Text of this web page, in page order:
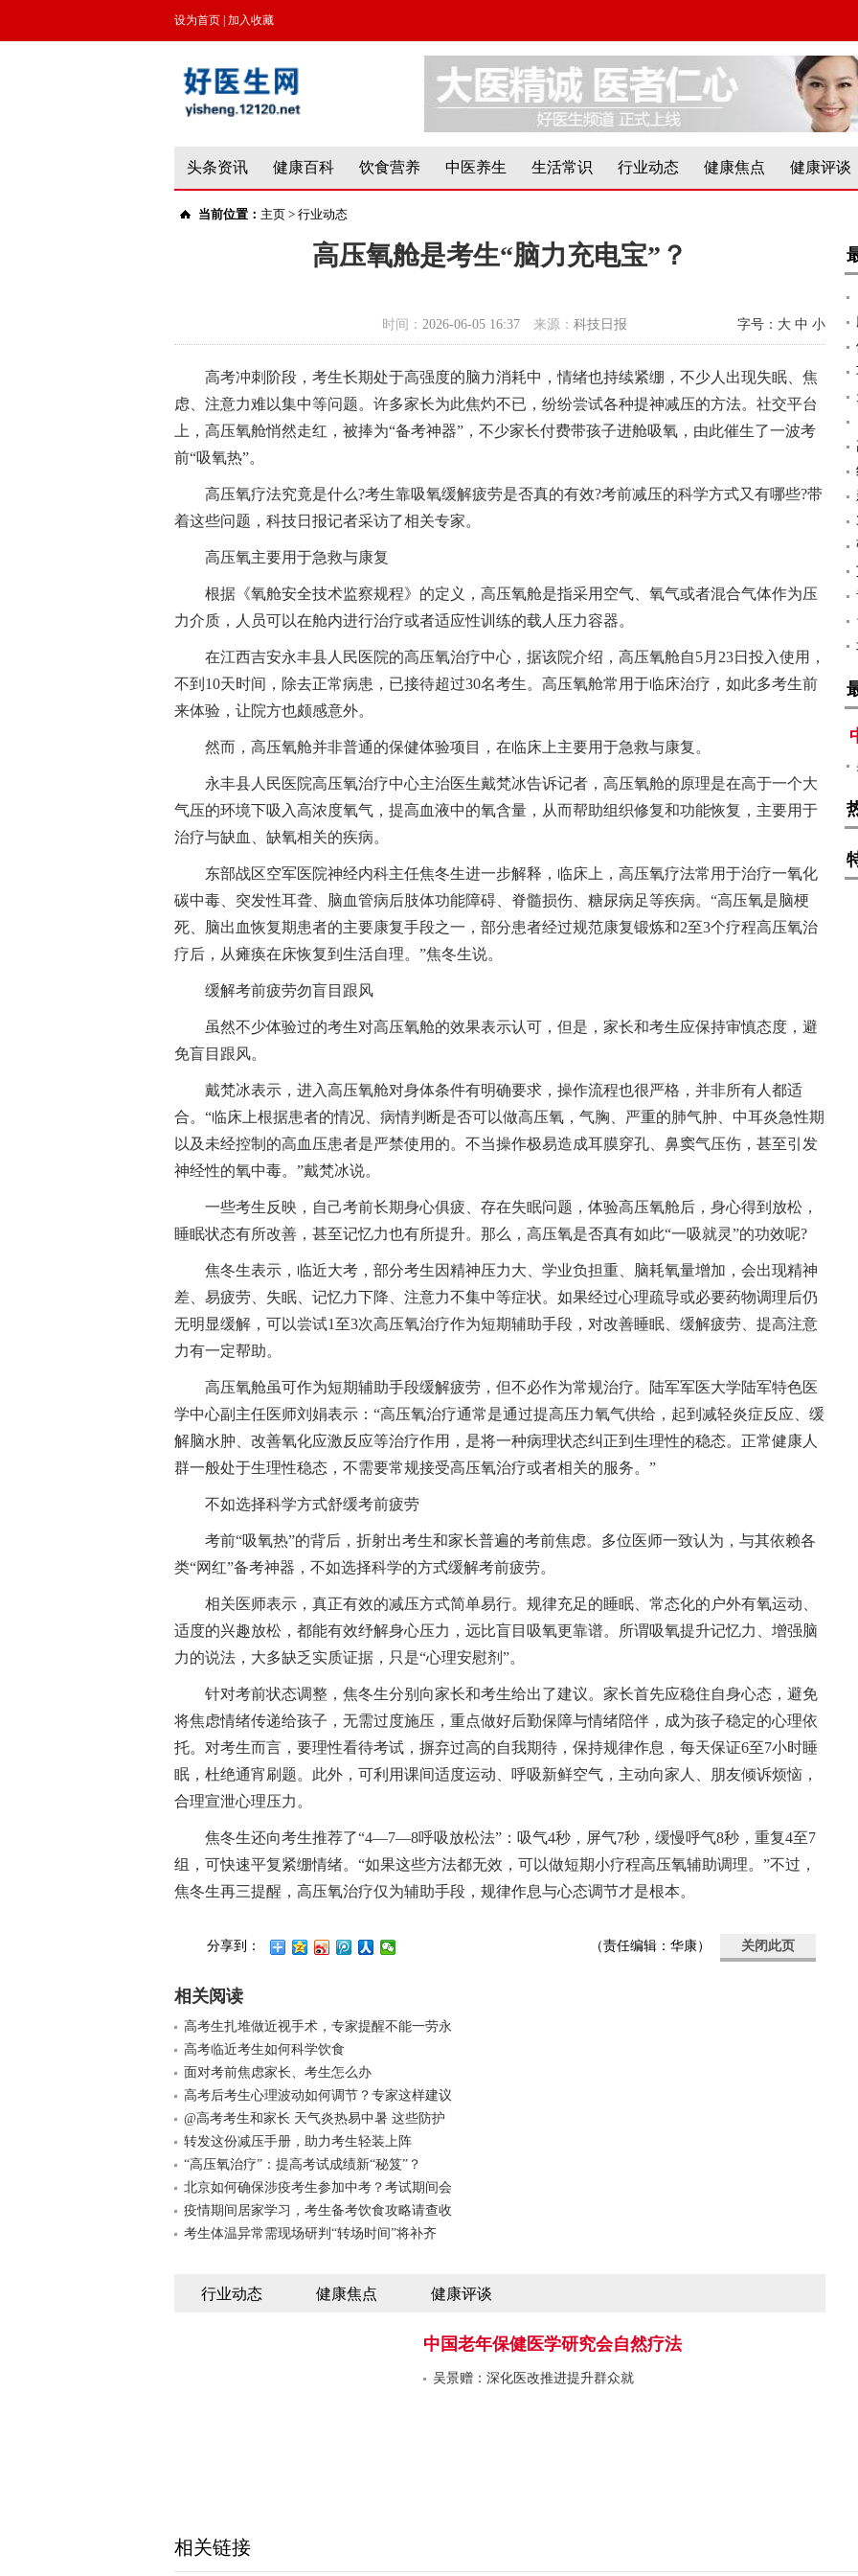
设为首页 加入收藏
头条资讯 健康百科 饮食营养 中医养生 生活常识 行业动态 健康焦点 健康评谈
当前位置： 主页 > 行业动态
高压氧舱是考生“脑力充电宝”？
时间： 2026-06-05 16:37 来源： 科技日报 字号： 大 中 小
高考冲刺阶段，考生长期处于高强度的脑力消耗中，情绪也持续紧绷，不少人出现失眠、焦
虑、注意力难以集中等问题。许多家长为此焦灼不已，纷纷尝试各种提神减压的方法。社交平台
上，高压氧舱悄然走红，被捧为“备考神器”，不少家长付费带孩子进舱吸氧，由此催生了一波考
前“吸氧热”。
高压氧疗法究竟是什么?考生靠吸氧缓解疲劳是否真的有效?考前减压的科学方式又有哪些?带
着这些问题，科技日报记者采访了相关专家。
高压氧主要用于急救与康复
根据《氧舱安全技术监察规程》的定义，高压氧舱是指采用空气、氧气或者混合气体作为压
力介质，人员可以在舱内进行治疗或者适应性训练的载人压力容器。
在江西吉安永丰县人民医院的高压氧治疗中心，据该院介绍，高压氧舱自5月23日投入使用，
不到10天时间，除去正常病患，已接待超过30名考生。高压氧舱常用于临床治疗，如此多考生前
来体验，让院方也颇感意外。
然而，高压氧舱并非普通的保健体验项目，在临床上主要用于急救与康复。
永丰县人民医院高压氧治疗中心主治医生戴梵冰告诉记者，高压氧舱的原理是在高于一个大
气压的环境下吸入高浓度氧气，提高血液中的氧含量，从而帮助组织修复和功能恢复，主要用于
治疗与缺血、缺氧相关的疾病。
东部战区空军医院神经内科主任焦冬生进一步解释，临床上，高压氧疗法常用于治疗一氧化
碳中毒、突发性耳聋、脑血管病后肢体功能障碍、脊髓损伤、糖尿病足等疾病。“高压氧是脑梗
死、脑出血恢复期患者的主要康复手段之一，部分患者经过规范康复锻炼和2至3个疗程高压氧治
疗后，从瘫痪在床恢复到生活自理。”焦冬生说。
缓解考前疲劳勿盲目跟风
虽然不少体验过的考生对高压氧舱的效果表示认可，但是，家长和考生应保持审慎态度，避
免盲目跟风。
戴梵冰表示，进入高压氧舱对身体条件有明确要求，操作流程也很严格，并非所有人都适
合。“临床上根据患者的情况、病情判断是否可以做高压氧，气胸、严重的肺气肿、中耳炎急性期
以及未经控制的高血压患者是严禁使用的。不当操作极易造成耳膜穿孔、鼻窦气压伤，甚至引发
神经性的氧中毒。”戴梵冰说。
一些考生反映，自己考前长期身心俱疲、存在失眠问题，体验高压氧舱后，身心得到放松，
睡眠状态有所改善，甚至记忆力也有所提升。那么，高压氧是否真有如此“一吸就灵”的功效呢?
焦冬生表示，临近大考，部分考生因精神压力大、学业负担重、脑耗氧量增加，会出现精神
差、易疲劳、失眠、记忆力下降、注意力不集中等症状。如果经过心理疏导或必要药物调理后仍
无明显缓解，可以尝试1至3次高压氧治疗作为短期辅助手段，对改善睡眠、缓解疲劳、提高注意
力有一定帮助。
高压氧舱虽可作为短期辅助手段缓解疲劳，但不必作为常规治疗。陆军军医大学陆军特色医
学中心副主任医师刘娟表示：“高压氧治疗通常是通过提高压力氧气供给，起到减轻炎症反应、缓
解脑水肿、改善氧化应激反应等治疗作用，是将一种病理状态纠正到生理性的稳态。正常健康人
群一般处于生理性稳态，不需要常规接受高压氧治疗或者相关的服务。”
不如选择科学方式舒缓考前疲劳
考前“吸氧热”的背后，折射出考生和家长普遍的考前焦虑。多位医师一致认为，与其依赖各
类“网红”备考神器，不如选择科学的方式缓解考前疲劳。
相关医师表示，真正有效的减压方式简单易行。规律充足的睡眠、常态化的户外有氧运动、
适度的兴趣放松，都能有效纾解身心压力，远比盲目吸氧更靠谱。所谓吸氧提升记忆力、增强脑
力的说法，大多缺乏实质证据，只是“心理安慰剂”。
针对考前状态调整，焦冬生分别向家长和考生给出了建议。家长首先应稳住自身心态，避免
将焦虑情绪传递给孩子，无需过度施压，重点做好后勤保障与情绪陪伴，成为孩子稳定的心理依
托。对考生而言，要理性看待考试，摒弃过高的自我期待，保持规律作息，每天保证6至7小时睡
眠，杜绝通宵刷题。此外，可利用课间适度运动、呼吸新鲜空气，主动向家人、朋友倾诉烦恼，
合理宣泄心理压力。
焦冬生还向考生推荐了“4—7—8呼吸放松法”：吸气4秒，屏气7秒，缓慢呼气8秒，重复4至7
组，可快速平复紧绷情绪。“如果这些方法都无效，可以做短期小疗程高压氧辅助调理。”不过，
焦冬生再三提醒，高压氧治疗仅为辅助手段，规律作息与心态调节才是根本。
分享到： 关闭此页
（责任编辑：华康）
相关阅读
高考生扎堆做近视手术，专家提醒不能一劳永
高考临近考生如何科学饮食
面对考前焦虑家长、考生怎么办
高考后考生心理波动如何调节？专家这样建议
@高考考生和家长 天气炎热易中暑 这些防护
转发这份减压手册，助力考生轻装上阵
“高压氧治疗”：提高考试成绩新“秘笈”？
北京如何确保涉疫考生参加中考？考试期间会
疫情期间居家学习，考生备考饮食攻略请查收
考生体温异常需现场研判“转场时间”将补齐
行业动态 健康焦点 健康评谈
中国老年保健医学研究会自然疗法
吴景赠：深化医改推进提升群众就
相关链接